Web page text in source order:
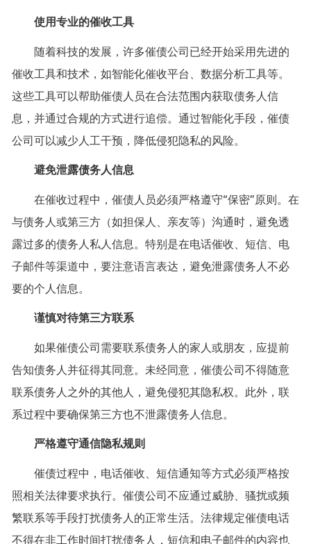
使用专业的催收工具
随着科技的发展，许多催债公司已经开始采用先进的
催收工具和技术，如智能化催收平台、数据分析工具等。
这些工具可以帮助催债人员在合法范围内获取债务人信
息，并通过合规的方式进行追偿。通过智能化手段，催债
公司可以减少人工干预，降低侵犯隐私的风险。
避免泄露债务人信息
在催收过程中，催债人员必须严格遵守“保密”原则。在
与债务人或第三方（如担保人、亲友等）沟通时，避免透
露过多的债务人私人信息。特别是在电话催收、短信、电
子邮件等渠道中，要注意语言表达，避免泄露债务人不必
要的个人信息。
谨慎对待第三方联系
如果催债公司需要联系债务人的家人或朋友，应提前
告知债务人并征得其同意。未经同意，催债公司不得随意
联系债务人之外的其他人，避免侵犯其隐私权。此外，联
系过程中要确保第三方也不泄露债务人信息。
严格遵守通信隐私规则
催债过程中，电话催收、短信通知等方式必须严格按
照相关法律要求执行。催债公司不应通过威胁、骚扰或频
繁联系等手段打扰债务人的正常生活。法律规定催债电话
不得在非工作时间打扰债务人，短信和电子邮件的内容也